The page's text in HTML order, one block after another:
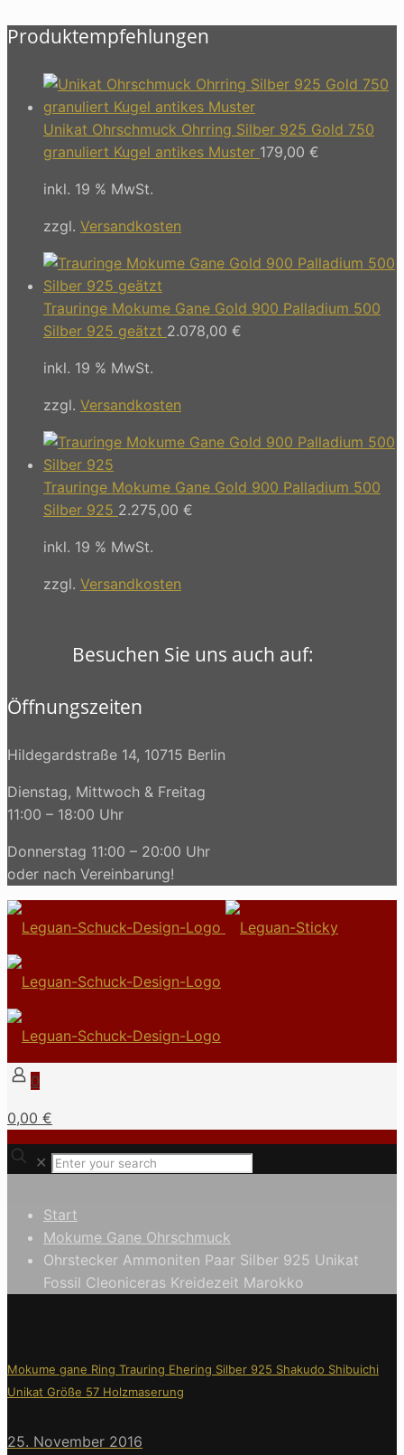
Produktempfehlungen
Unikat Ohrschmuck Ohrring Silber 925 Gold 750
granuliert Kugel antikes Muster 179,00 €
inkl. 19 % MwSt.
zzgl. Versandkosten
Trauringe Mokume Gane Gold 900 Palladium 500
Silber 925 geätzt 2.078,00 €
inkl. 19 % MwSt.
zzgl. Versandkosten
Trauringe Mokume Gane Gold 900 Palladium 500
Silber 925 2.275,00 €
inkl. 19 % MwSt.
zzgl. Versandkosten
Besuchen Sie uns auch auf:
Öffnungszeiten
Hildegardstraße 14, 10715 Berlin
Dienstag, Mittwoch & Freitag
11:00 – 18:00 Uhr
Donnerstag 11:00 – 20:00 Uhr
oder nach Vereinbarung!
0
0,00 €
✕
Start
Mokume Gane Ohrschmuck
Ohrstecker Ammoniten Paar Silber 925 Unikat
Fossil Cleoniceras Kreidezeit Marokko
Mokume gane Ring Trauring Ehering Silber 925 Shakudo Shibuichi
Unikat Größe 57 Holzmaserung
25. November 2016